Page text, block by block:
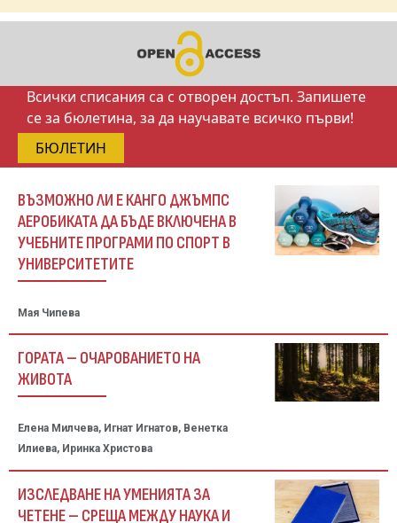
Всички списания са с отворен достъп. Запишете
се за бюлетина, за да научавате всичко първи!
БЮЛЕТИН
ВЪЗМОЖНО ЛИ Е КАНГО ДЖЪМПС
АЕРОБИКАТА ДА БЪДЕ ВКЛЮЧЕНА В
УЧЕБНИТЕ ПРОГРАМИ ПО СПОРТ В
УНИВЕРСИТЕТИТЕ
Мая Чипева
ГОРАТА – ОЧАРОВАНИЕТО НА
ЖИВОТА
Елена Милчева, Игнат Игнатов, Венетка
Илиева, Иринка Христова
ИЗСЛЕДВАНЕ НА УМЕНИЯТА ЗА
ЧЕТЕНЕ – СРЕЩА МЕЖДУ НАУКА И